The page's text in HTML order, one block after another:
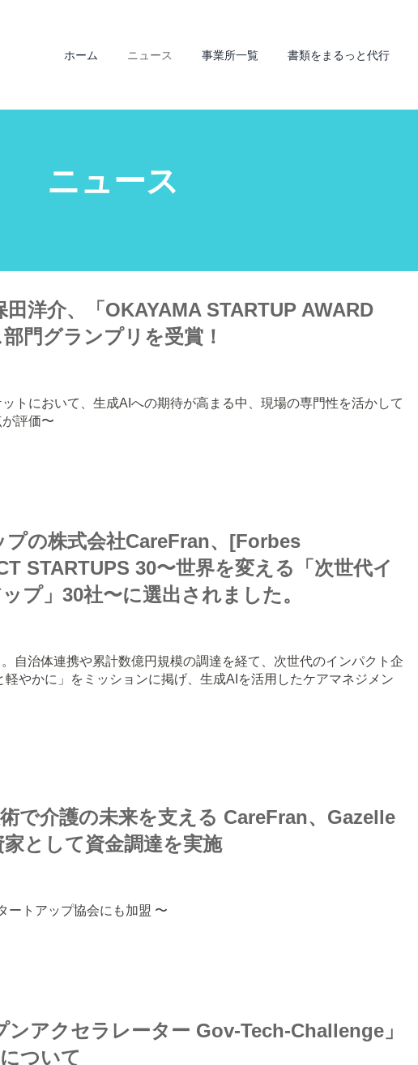
ホーム ニュース 事業所一覧 書類をまるっと代行
ニュース
洋介、「OKAYAMA STARTUP AWARD
門グランプリを受賞！
トにおいて、生成AIへの期待が高まる中、現場の専門性を活かして
評価〜
プの株式会社CareFran、[Forbes
STARTUPS 30〜世界を変える「次世代イ
プ」30社〜に選出されました。
自治体連携や累計数億円規模の調達を経て、次世代のインパクト企
やかに」をミッションに掲げ、生成AIを活用したケアマネジメン
で介護の未来を支える CareFran、Gazelle
として資金調達を実施
ートアップ協会にも加盟 〜
ンアクセラレーター Gov-Tech-Challenge」
ついて